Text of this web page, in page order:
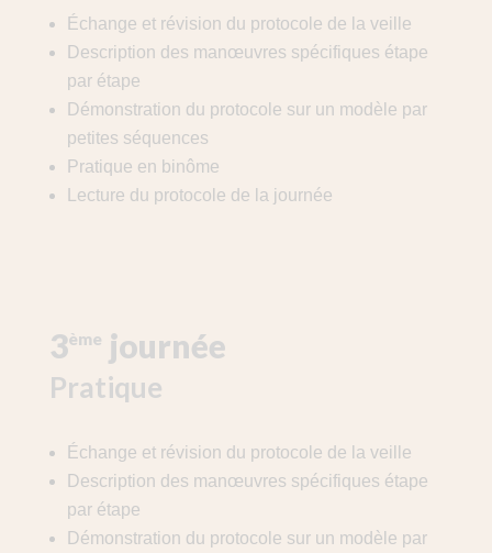
Échange et révision du protocole de la veille
Description des manœuvres spécifiques étape
par étape
Démonstration du protocole sur un modèle par
petites séquences
Pratique en binôme
Lecture du protocole de la journée
3ème journée
Pratique
Échange et révision du protocole de la veille
Description des manœuvres spécifiques étape
par étape
Démonstration du protocole sur un modèle par